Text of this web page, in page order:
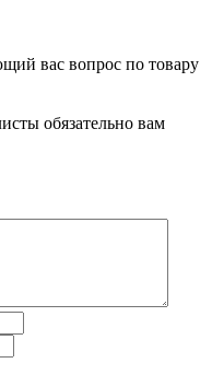
вас вопрос по товару
обязательно вам